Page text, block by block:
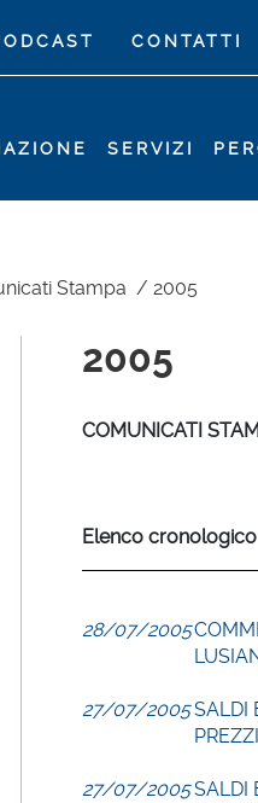
CONTATTI
SERVIZI
Stampa / 2005
2005
COMUNICATI
Elenco cronologico
28/07/2005
27/07/2005SALDI
27/07/2005SALDI